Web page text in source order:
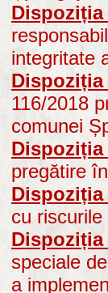
Dispoziția
integritate
Dispoziția
116/2018
comunei
Dispoziția
pregătire
Dispoziția
cu riscurile
Dispoziția
speciale
a